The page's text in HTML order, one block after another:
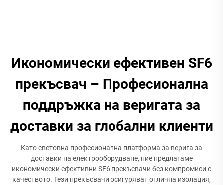
Икономически ефективен SF6
прекъсвач – Професионална
поддръжка на веригата за
доставки за глобални клиенти
Като световна професионална платформа за верига за
доставки на електрооборудване, ние предлагаме
икономически ефективни SF6 прекъсвачи без компромиси с
качеството. Тези прекъсвачи осигуряват отлична изолация,